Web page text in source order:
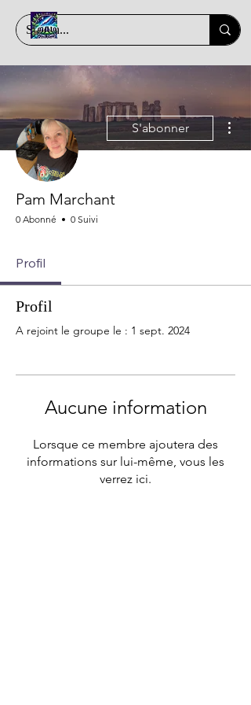
S'abonner
Pam Marchant
0 Abonné 0 Suivi
Profil
Profil
A rejoint le groupe le : 1 sept. 2024
Aucune information
Lorsque ce membre ajoutera des
informations sur lui-même, vous les
verrez ici.